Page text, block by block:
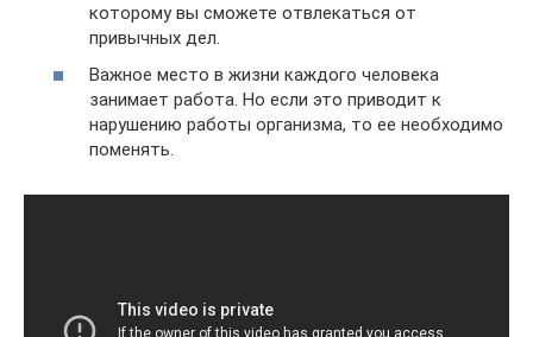
которому вы сможете отвлекаться от
привычных дел.
Важное место в жизни каждого человека
занимает работа. Но если это приводит к
нарушению работы организма, то ее необходимо
поменять.